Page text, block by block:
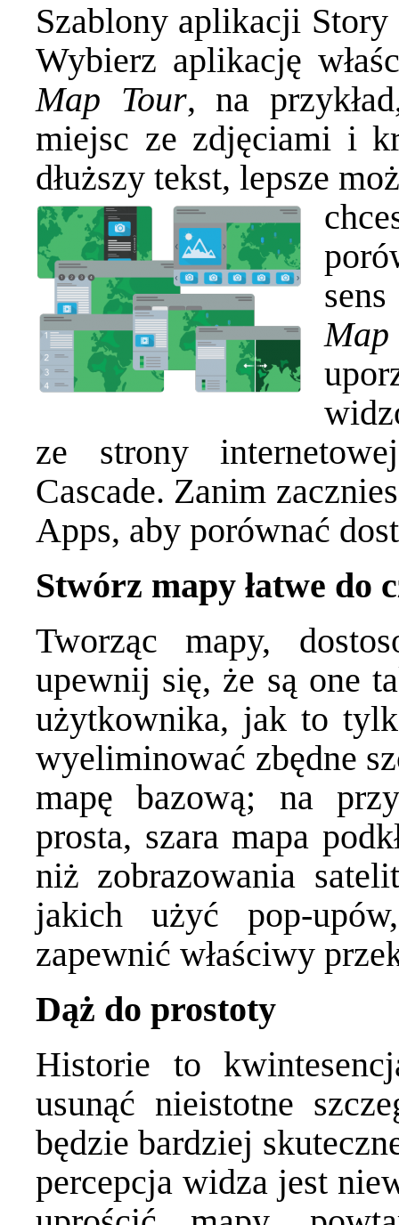
Szablony aplikacji
Wybierz aplikację
Map Tour, na
miejsc ze zdjęciami i
dłuższy tekst, lepsze
ze strony
Cascade. Zanim
Apps, aby porównać
Stwórz mapy łatwe do
Tworząc mapy,
upewnij się, że są one
użytkownika, jak to
wyeliminować zbędne
mapę bazową; na
prosta, szara mapa
niż zobrazowania
jakich użyć pop-
zapewnić właściwy
Dąż do prostoty
Historie to
usunąć nieistotne
będzie bardziej
percepcja widza jest